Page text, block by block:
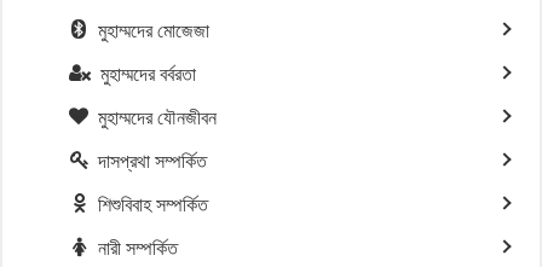
মুহাম্মদের মোজেজা
মুহাম্মদের বর্বরতা
মুহাম্মদের যৌনজীবন
দাসপ্রথা সম্পর্কিত
শিশুবিবাহ সম্পর্কিত
নারী সম্পর্কিত